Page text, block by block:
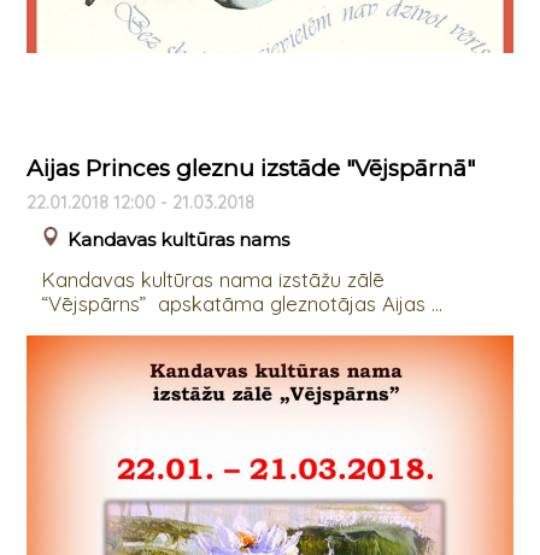
Aijas Princes gleznu izstāde "Vējspārnā"
22.01.2018 12:00 - 21.03.2018
Kandavas kultūras nams
Kandavas kultūras nama izstāžu zālē
“Vējspārns” apskatāma gleznotājas Aijas ...